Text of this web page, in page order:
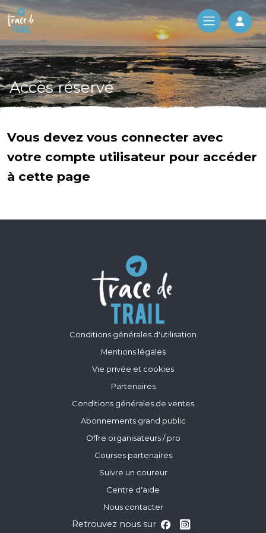
Log
Accès réservé
Vous devez vous connecter avec
votre compte utilisateur pour accéder
à cette page
Conditions générales d'utilisation
Mentions légales
Vie privée et cookies
Partenaires
Conditions générales de ventes
Abonnements grand public
Offre organisateurs / pro
Courses partenaires
Suivre un coureur
Centre d'aide
Nous contacter
Retrouvez nous sur